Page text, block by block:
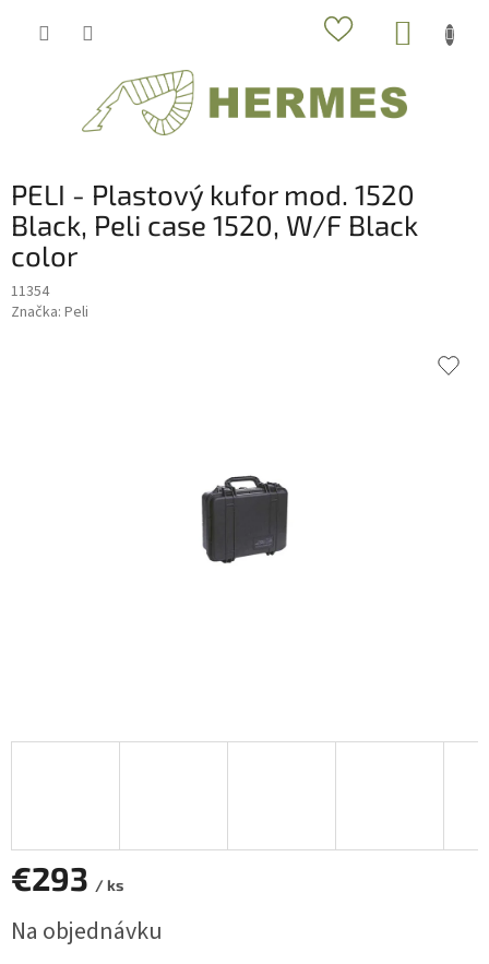
PELI - Plastový kufor mod. 1520
Black, Peli case 1520, W/F Black
color
11354
Značka: Peli
€293 / ks
cena:
Na objednávku